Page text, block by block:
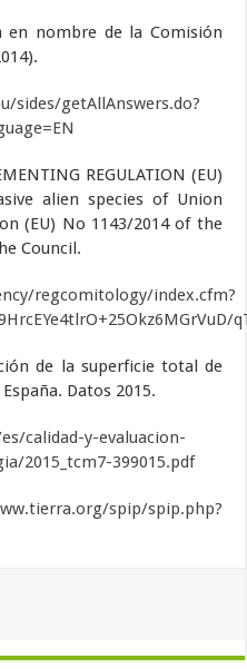
en nombre de la Comisión
sides/getAllAnswers.do?
REGULATION (EU)
alien species of Union
(EU) No 1143/2014 of the
Council.
regcomitology/index.cfm?
de la superficie total de
Datos 2015.
calidad-y-evaluacion-
2015_tcm7-399015.pdf
spip/spip.php?